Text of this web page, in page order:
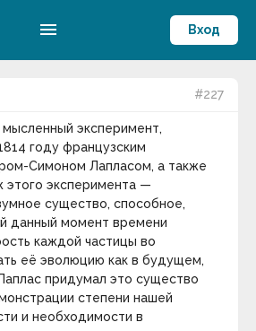
menu Вход
#227
эксперимент,
году французским
Симоном Лапласом, а также
этого эксперимента —
существо, способное,
данный момент времени
каждой частицы во
её эволюцию как в будущем,
придумал это существо
степени нашей
и необходимости в